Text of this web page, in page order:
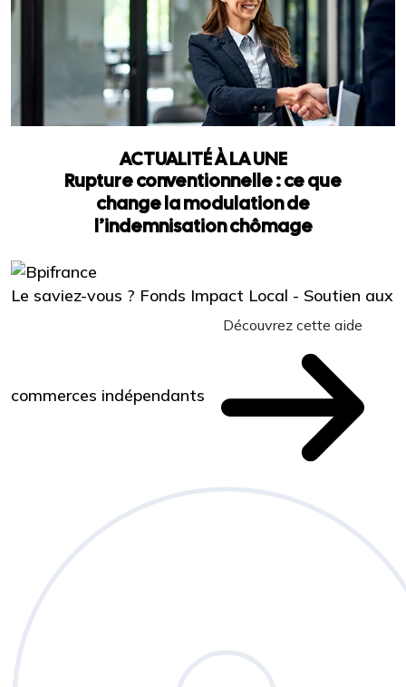
ACTUALITÉ À LA UNE
Rupture conventionnelle : ce que
change la modulation de
l’indemnisation chômage
Le saviez-vous ? Fonds Impact Local - Soutien aux
commerces indépendants
Découvrez cette aide